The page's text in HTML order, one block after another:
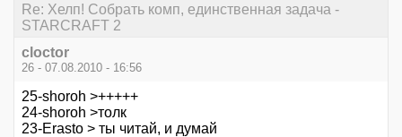
Re: Хелп! Собрать комп, единственная задача -
STARCRAFT 2
cloctor
26 - 07.08.2010 - 16:56
25-shoroh >+++++
24-shoroh >толк
23-Erasto > ты читай, и думай